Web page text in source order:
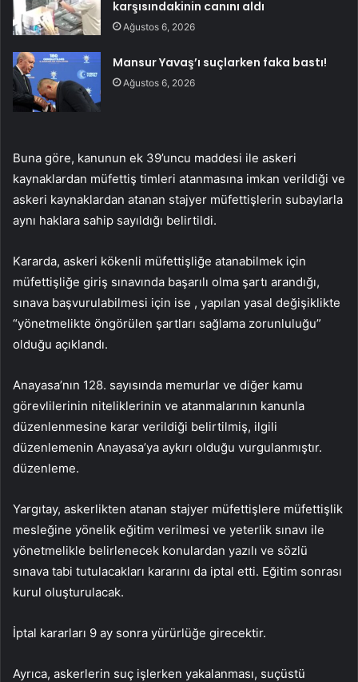
karşısındakinin canını aldı
Ağustos 6, 2026
Mansur Yavaş’ı suçlarken faka bastı!
Ağustos 6, 2026
Buna göre, kanunun ek 39’uncu maddesi ile askeri
kaynaklardan müfettiş timleri atanmasına imkan verildiği ve
askeri kaynaklardan atanan stajyer müfettişlerin subaylarla
aynı haklara sahip sayıldığı belirtildi.
Kararda, askeri kökenli müfettişliğe atanabilmek için
müfettişliğe giriş sınavında başarılı olma şartı arandığı,
sınava başvurulabilmesi için ise , yapılan yasal değişiklikte
“yönetmelikte öngörülen şartları sağlama zorunluluğu”
olduğu açıklandı.
Anayasa’nın 128. sayısında memurlar ve diğer kamu
görevlilerinin niteliklerinin ve atanmalarının kanunla
düzenlenmesine karar verildiği belirtilmiş, ilgili
düzenlemenin Anayasa’ya aykırı olduğu vurgulanmıştır.
düzenleme.
Yargıtay, askerlikten atanan stajyer müfettişlere müfettişlik
mesleğine yönelik eğitim verilmesi ve yeterlik sınavı ile
yönetmelikle belirlenecek konulardan yazılı ve sözlü
sınava tabi tutulacakları kararını da iptal etti. Eğitim sonrası
kurul oluşturulacak.
İptal kararları 9 ay sonra yürürlüğe girecektir.
Ayrıca, askerlerin suç işlerken yakalanması, suçüstü